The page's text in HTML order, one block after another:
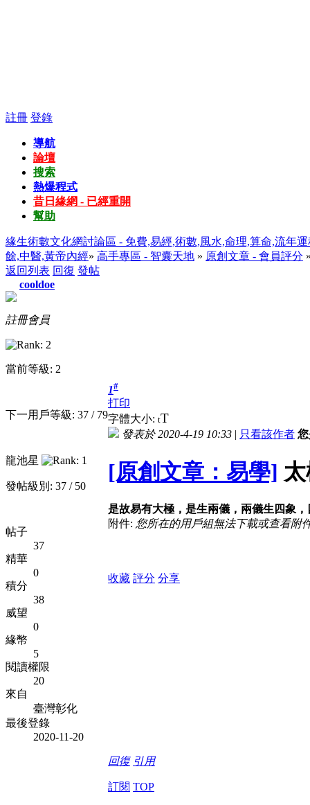
註冊 登錄
導航
論壇
搜索
熱爆程式
昔日緣網 - 已經重開
幫助
緣生術數文化網討論區 - 免費,易經,術數,風水,命理,算命,流年
餘,中醫,黃帝內經» 高手專區 - 智囊天地 » 原創文章 - 會員評分
返回列表 回復 發帖
cooldoe
註冊會員
當前等級: 2
下一用戶等級: 37 / 79
龍池星
發帖級別: 37 / 50
帖子
37
精華
0
積分
38
威望
0
緣幣
5
閱讀權限
20
來自
臺灣彰化
最後登錄
2020-11-20
1#
打印
字體大小: tT
發表於 2020-4-19 10:33 | 只看該作者
[原創文章：易學]
是故易有大極，是生兩儀，兩儀生四象
附件: 您所在的用戶組無法下載或查看附
收藏 評分 分享
回復 引用
訂閱 TOP